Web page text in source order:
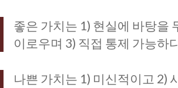
좋은 가치는 1) 현실에 바탕을
이로우며 3) 직접 통제 가능하
나쁜 가치는 1) 미신적이고 2)